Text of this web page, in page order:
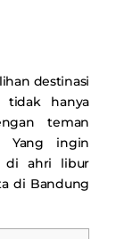
destinasi
tidak hanya
teman
Yang ingin
di ahri libur
di Bandung